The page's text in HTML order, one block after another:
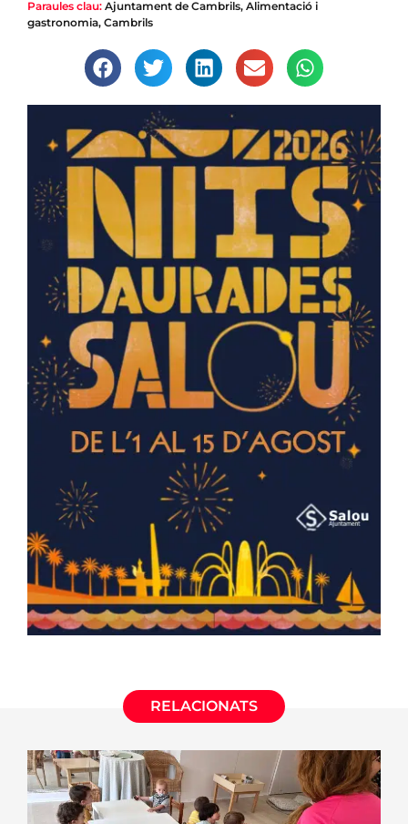
Paraules clau: Ajuntament de Cambrils, Alimentació i
gastronomia, Cambrils
RELACIONATS